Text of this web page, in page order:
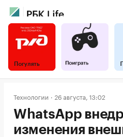
Погулять
Технологии 26 августа, 13:02
WhatsApp
изменения